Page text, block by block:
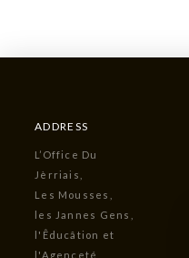
ADDRESS
L’Office Du
Jèrriais,
Les Mousses,
les Jannes Gens,
l'Êducâtion et
l'Agenceté,